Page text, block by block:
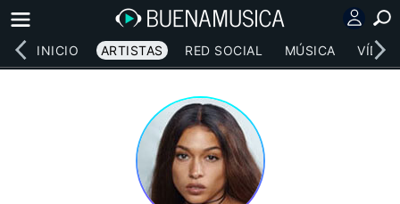
INICIO ARTISTAS RED SOCIAL MÚSICA